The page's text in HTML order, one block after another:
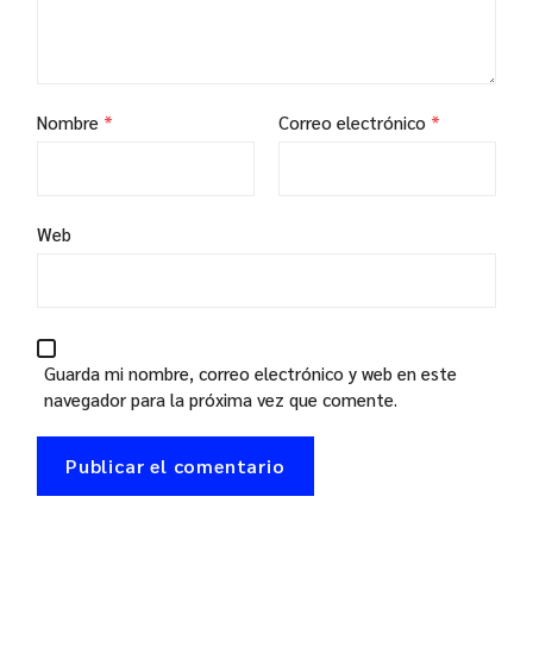
Nombre * Correo electrónico *
Web
Guarda mi nombre, correo electrónico y web en este
navegador para la próxima vez que comente.